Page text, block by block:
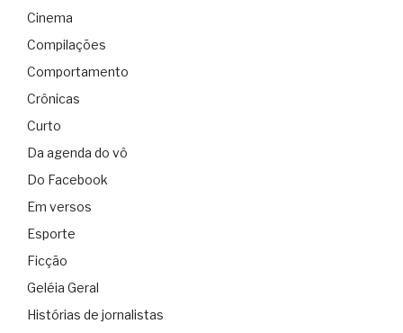
Cinema
Compilações
Comportamento
Crônicas
Curto
Da agenda do vô
Do Facebook
Em versos
Esporte
Ficção
Geléia Geral
Histórias de jornalistas